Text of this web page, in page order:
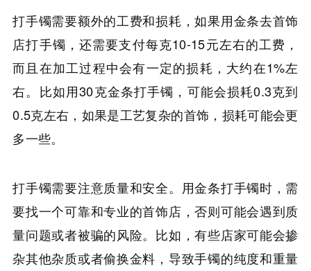
打手镯需要额外的工费和损耗，如果用金条去首饰
店打手镯，还需要支付每克10-15元左右的工费，
而且在加工过程中会有一定的损耗，大约在1%左
右。比如用30克金条打手镯，可能会损耗0.3克到
0.5克左右，如果是工艺复杂的首饰，损耗可能会更
多一些。
打手镯需要注意质量和安全。用金条打手镯时，需
要找一个可靠和专业的首饰店，否则可能会遇到质
量问题或者被骗的风险。比如，有些店家可能会掺
杂其他杂质或者偷换金料，导致手镯的纯度和重量